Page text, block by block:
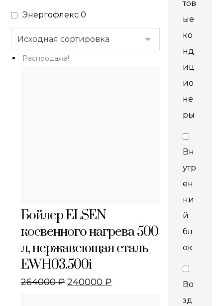
Энергофлекс0
Распродажа!
Бойлер ELSEN
косвенного нагрева 500
л, нержавеющая сталь
EWH03.500i
264000₽ 240000₽
тов
ые
ко
нд
иц
ио
не
ры
Вн
утр
ен
ни
й
бл
ок
Во
зд